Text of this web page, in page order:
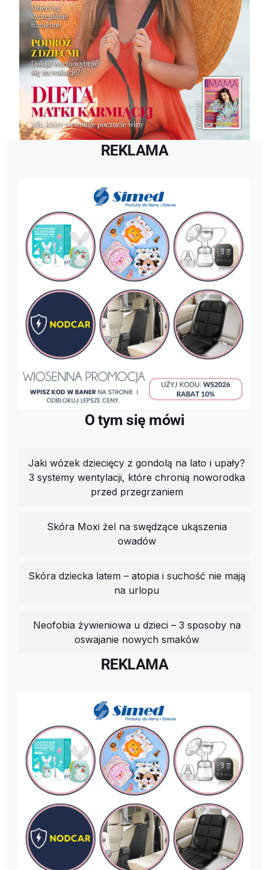
REKLAMA
O tym się mówi
Jaki wózek dziecięcy z gondolą na lato i upały?
3 systemy wentylacji, które chronią noworodka
przed przegrzaniem
Skóra Moxi żel na swędzące ukąszenia
owadów
Skóra dziecka latem – atopia i suchość nie mają
na urlopu
Neofobia żywieniowa u dzieci – 3 sposoby na
oswajanie nowych smaków
REKLAMA